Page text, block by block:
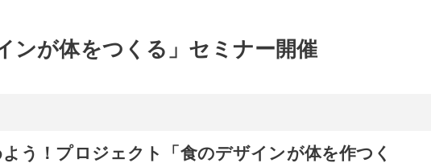
ンが体をつくる」セミナー開催
う！プロジェクト「食のデザインが体を作つく